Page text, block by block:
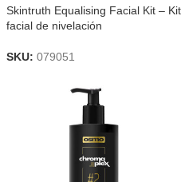
Skintruth Equalising Facial Kit – Kit
facial de nivelación
SKU: 079051